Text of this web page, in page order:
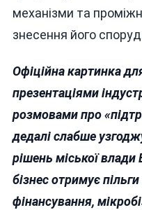
механізми та
знесення його
Офіційна картинка
презентаціями
розмовами про
дедалі слабше
рішень міської
бізнес отримує
фінансування,